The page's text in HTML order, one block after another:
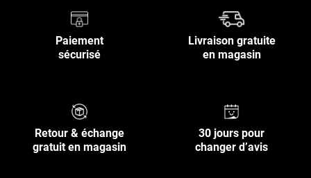
Paiement
sécurisé
Livraison gratuite
en magasin
Retour & échange
gratuit en magasin
30 jours pour
changer d’avis